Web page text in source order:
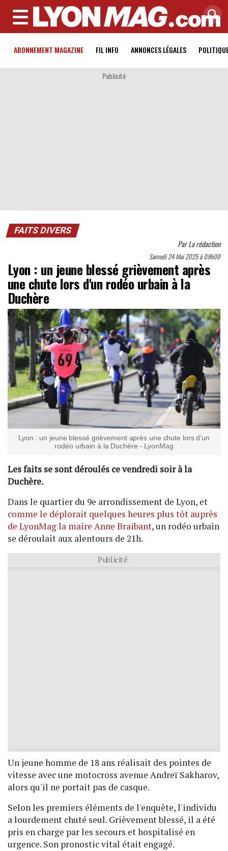
MENU
ABONNEMENT MAGAZINE FIL INFO ANNONCES LÉGALES
Publicité
FAITS DIVERS
ParLa rédaction
Samedi 24 Mai 2025 à 09h00
Lyon : un jeune blessé grièvement après
une chute lors d'un rodéo urbain à la
Duchère
Lyon : un jeune blessé grièvement après une chute lors d'un
rodéo urbain à la Duchère - LyonMag
Les faits se sont déroulés ce vendredi soir à la
Duchère.
Dans le quartier du 9e arrondissement de Lyon, et
comme le déplorait quelques heures plus tôt auprès
de LyonMag la maire Anne Braibant, un rodéo urbain
se déroulait aux alentours de 21h.
Publicité
Un jeune homme de 18 ans réalisait des pointes de
vitesse avec une motocross avenue Andreï Sakharov,
alors qu'il ne portait pas de casque.
Selon les premiers éléments de l'enquête, l'individu
a lourdement chuté seul. Grièvement blessé, il a été
pris en charge par les secours et hospitalisé en
urgence. Son pronostic vital était engagé.